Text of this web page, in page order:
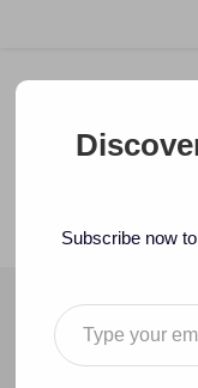
BLOG
2016 > June > 4
Subscribe now
Type your email…